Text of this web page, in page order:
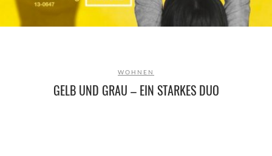
WOHNEN
GELB UND GRAU – EIN STARKES DUO